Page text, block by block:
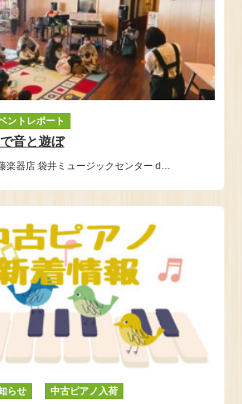
ントレポート
音と遊ぼ
器店 袋井ミュージックセンター d…
らせ 中古ピアノ入荷